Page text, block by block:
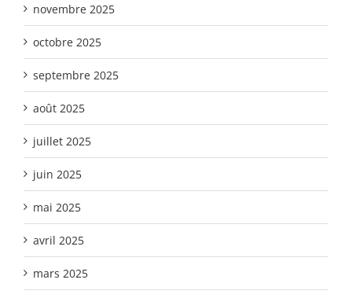
novembre 2025
octobre 2025
septembre 2025
août 2025
juillet 2025
juin 2025
mai 2025
avril 2025
mars 2025